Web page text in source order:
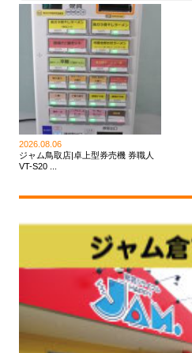
2026.08.06
ジャム鳥取店|卓上型券売機 券職人
VT-S20 ...